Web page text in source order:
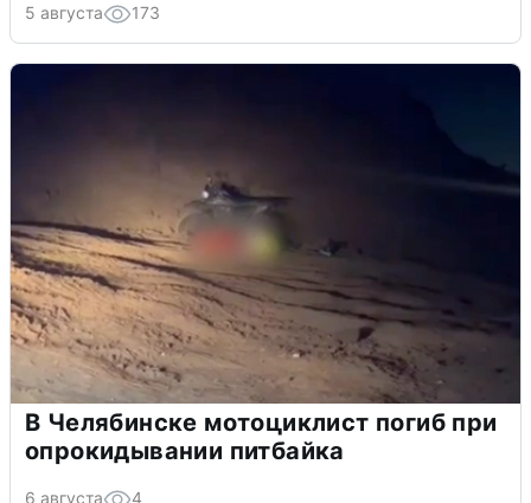
5 августа 173
В Челябинске мотоциклист погиб при
опрокидывании питбайка
6 августа 4